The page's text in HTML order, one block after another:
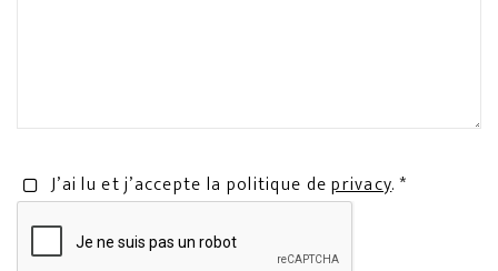
J’ai lu et j’accepte la politique deprivacy. *